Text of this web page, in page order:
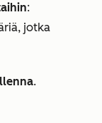
:
jotka
.